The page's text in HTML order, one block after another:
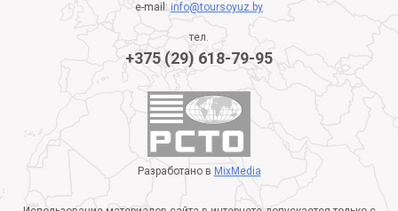
e-mail:info@toursoyuz.by
тел.
+375 (29) 618-79-95
Разработано в MixMedia